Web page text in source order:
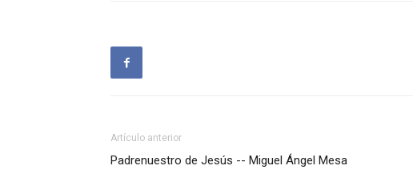
Artículo anterior
Padrenuestro de Jesús -- Miguel Ángel Mesa